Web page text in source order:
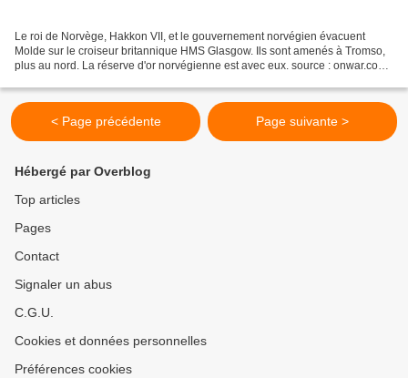
Le roi de Norvège, Hakkon VII, et le gouvernement norvégien évacuent
Molde sur le croiseur britannique HMS Glasgow. Ils sont amenés à Tromso,
plus au nord. La réserve d'or norvégienne est avec eux. source : onwar.com
< Page précédente Page suivante >
Hébergé par Overblog
Top articles
Pages
Contact
Signaler un abus
C.G.U.
Cookies et données personnelles
Préférences cookies